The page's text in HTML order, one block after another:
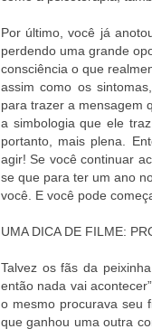
Por último, você já
perdendo uma grande
consciência o que
assim como os
para trazer a mensagem
a simbologia que ele
portanto, mais plena.
agir! Se você continuar
se que para ter um ano
você. E você pode
UMA DICA DE FILME:
Talvez os fãs da
então nada vai
o mesmo procurava seu
que ganhou uma outra